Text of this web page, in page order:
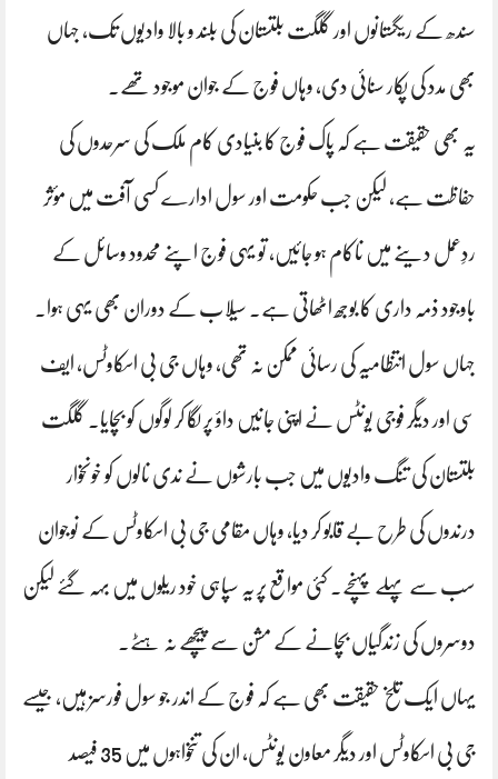
سندھ کے ریگستانوں اور گلگت بلتستان کی بلند و بالا وادیوں تک، جہاں
بھی مدد کی پکار سنائی دی، وہاں فوج کے جوان موجود تھے۔
یہ بھی حقیقت ہے کہ پاک فوج کا بنیادی کام ملک کی سرحدوں کی
حفاظت ہے، لیکن جب حکومت اور سول ادارے کسی آفت میں مؤثر
ردِعمل دینے میں ناکام ہو جائیں، تو یہی فوج اپنے محدود وسائل کے
باوجود ذمہ داری کا بوجھ اٹھاتی ہے۔ سیلاب کے دوران بھی یہی ہوا۔
جہاں سول انتظامیہ کی رسائی ممکن نہ تھی، وہاں جی بی اسکاوٹس، ایف
سی اور دیگر فوجی یونٹس نے اپنی جانیں داؤ پر لگا کر لوگوں کو بچایا۔ گلگت
بلتستان کی تنگ وادیوں میں جب بارشوں نے ندی نالوں کو خونخوار
درندوں کی طرح بے قابو کر دیا، وہاں مقامی جی بی اسکاوٹس کے نوجوان
سب سے پہلے پہنچے۔ کئی مواقع پر یہ سپاہی خود ریلوں میں بہہ گئے لیکن
دوسروں کی زندگیاں بچانے کے مشن سے پیچھے نہ ہٹے۔
یہاں ایک تلخ حقیقت بھی ہے کہ فوج کے اندر جو سول فورسز ہیں، جیسے
جی بی اسکاوٹس اور دیگر معاون یونٹس، ان کی تنخواہوں میں 35 فیصد